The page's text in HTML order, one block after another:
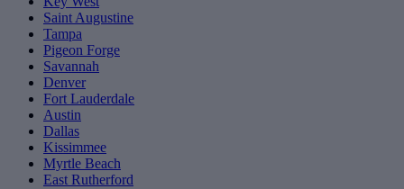
Saint Augustine
Tampa
Pigeon Forge
Savannah
Denver
Fort Lauderdale
Austin
Dallas
Kissimmee
Myrtle Beach
East Rutherford